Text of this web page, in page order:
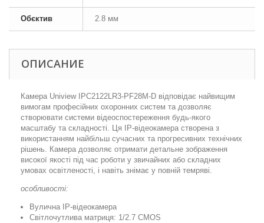
Обєктив 2.8 мм
ОПИСАНИЕ
Камера Uniview IPC2122LR3-PF28M-D відповідає найвищим
вимогам професійних охоронних систем та дозволяє
створювати системи відеоспостереження будь-якого
масштабу та складності. Ця IP-відеокамера створена з
використанням найбільш сучасних та прогресивних технічних
рішень. Камера дозволяє отримати детальне зображення
високої якості під час роботи у звичайних або складних
умовах освітленості, і навіть знімає у повній темряві.
особливості:
Вулична IP-відеокамера
Світлочутлива матриця: 1/2.7 CMOS